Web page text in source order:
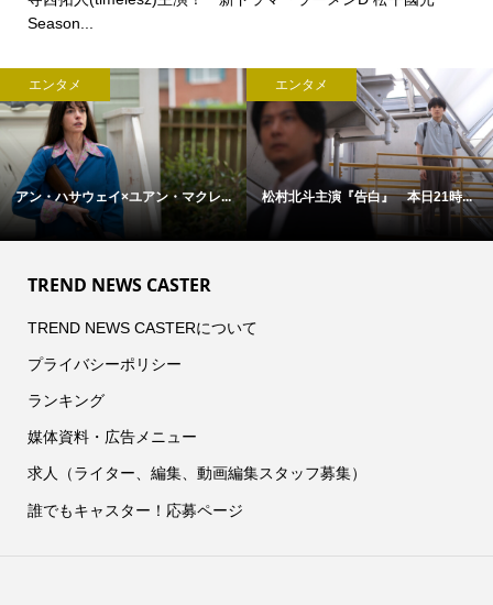
Season...
エンタメ
アン・ハサウェイ×ユアン・マクレ...
エンタメ
松村北斗主演『告白』 本日21時...
TREND NEWS CASTER
TREND NEWS CASTERについて
プライバシーポリシー
ランキング
媒体資料・広告メニュー
求人（ライター、編集、動画編集スタッフ募集）
誰でもキャスター！応募ページ